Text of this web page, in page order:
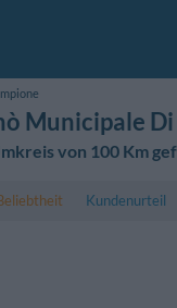
Municipale
von 100 Km
Kundenurteil